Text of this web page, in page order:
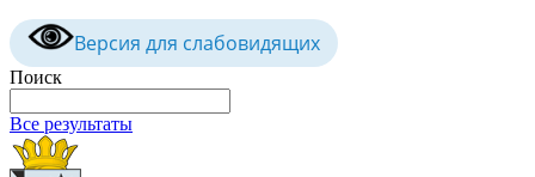
Версия для слабовидящих
Поиск
Все результаты